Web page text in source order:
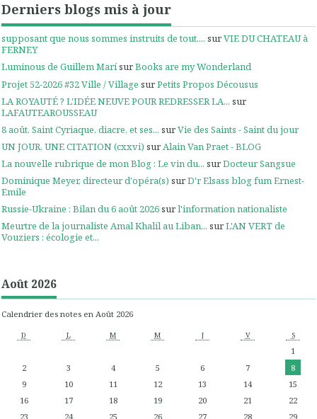
Derniers blogs mis à jour
supposant que nous sommes instruits de tout,... surVIE DU CHATEAU à
FERNEY
Luminous de Guillem MarísurBooks are my Wonderland
Projet 52-2026 #32 Ville / Village surPetits Propos Décousus
LA ROYAUTÉ ? L'IDÉE NEUVE POUR REDRESSER LA... sur
LAFAUTEAROUSSEAU
8 août. Saint Cyriaque, diacre, et ses... surVie des Saints - Saint du jour
UN JOUR, UNE CITATION (cxxvi) surAlain Van Praet - BLOG
La nouvelle rubrique de mon Blog : Le vin du... surDocteur Sangsue
Dominique Meyer, directeur d'opéra(s) surD'r Elsass blog fum Ernest-
Emile
Russie-Ukraine : Bilan du 6 août 2026surl'information nationaliste
Meurtre de la journaliste Amal Khalil au Liban... surL'AN VERT de
Vouziers : écologie et...
Août 2026
Calendrier des notes en Août 2026
D L M M J V S
1
2
3 4 5 6 7
8
9
10 11 12 13 14
15
16
17 18 19 20 21
22
23
24 25 26 27 28 29